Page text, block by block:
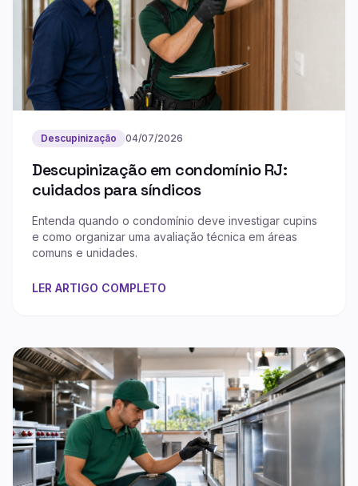
Descupinização 04/07/2026
Descupinização em condomínio RJ:
cuidados para síndicos
Entenda quando o condomínio deve investigar cupins
e como organizar uma avaliação técnica em áreas
comuns e unidades.
LER ARTIGO COMPLETO